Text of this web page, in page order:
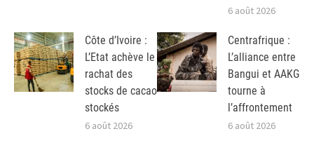
6 août 2026
Côte d’Ivoire :
L’Etat achève le
rachat des
stocks de cacao
stockés
6 août 2026
Centrafrique :
L’alliance entre
Bangui et AAKG
tourne à
l’affrontement
6 août 2026